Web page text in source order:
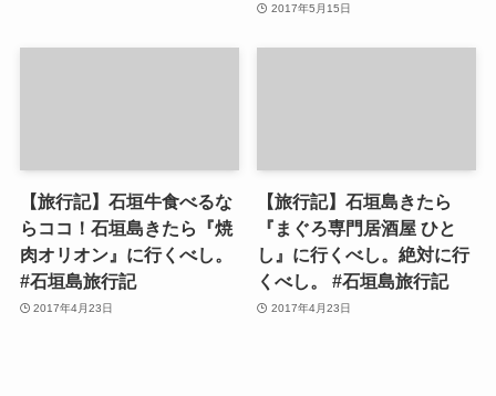
2017年5月15日
【旅行記】石垣牛食べるな
らココ！石垣島きたら『焼
肉オリオン』に行くべし。
#石垣島旅行記
2017年4月23日
【旅行記】石垣島きたら
『まぐろ専門居酒屋 ひと
し』に行くべし。絶対に行
くべし。 #石垣島旅行記
2017年4月23日